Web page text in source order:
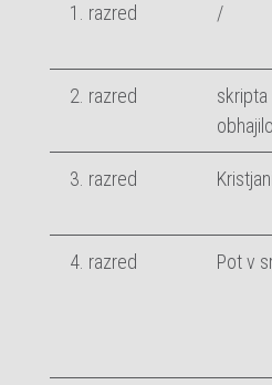
1. razred /
2. razred
skripta
obhajilo
3. razred
4. razred Pot v